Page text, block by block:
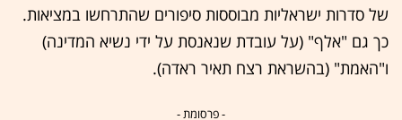
של סדרות ישראליות מבוססות סיפורים שהתרחשו במציאות.
כך גם "אלף" (על עובדת שנאנסת על ידי נשיא המדינה)
ו"האמת" (בהשראת רצח תאיר ראדה).
- פרסומת -